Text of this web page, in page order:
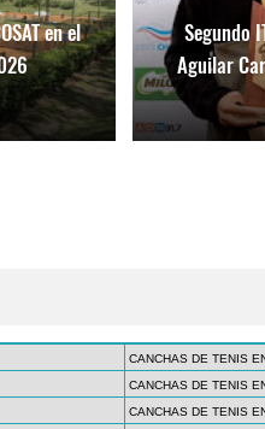
en el
Segundo
Aguilar
CANCHAS DE TENIS
CANCHAS DE TENIS
CANCHAS DE TENIS